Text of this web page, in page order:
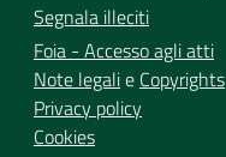
Segnala illeciti
Foia - Accesso agli atti
Note legalie Copyrights
Privacy policy
Cookies